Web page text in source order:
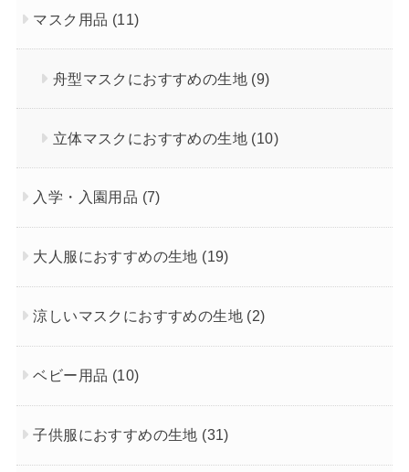
マスク用品 (11)
舟型マスクにおすすめの生地 (9)
立体マスクにおすすめの生地 (10)
入学・入園用品 (7)
大人服におすすめの生地 (19)
涼しいマスクにおすすめの生地 (2)
ベビー用品 (10)
子供服におすすめの生地 (31)